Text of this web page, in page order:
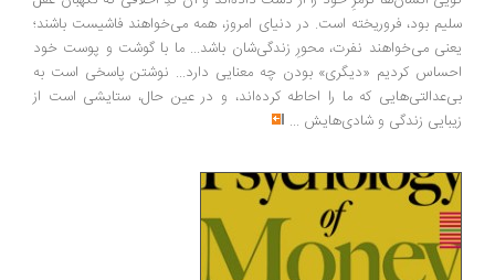
بود، فروریخته است. در دنیای امروز، همه می‌خواهند فاشیست باشند؛
می‌خواهند نفرت، محورِ زندگی‌شان باشد... ما با گوشت و پوست خود
کردیم «دیگری» بودن چه معنایی دارد... نوشتن پاسخی است به
که ما را احاطه کرده‌اند، و در عین حال، ستایشی است از
زندگی و شادی‌هایش...